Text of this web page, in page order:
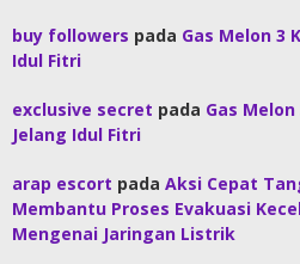
buy followers pada Gas Melon 3
Idul Fitri
exclusive secret pada Gas
Jelang Idul Fitri
arap escort pada Aksi Cepat
Membantu Proses Evakuasi
Mengenai Jaringan Listrik